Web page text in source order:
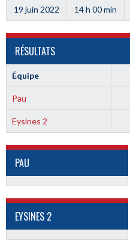
19 juin 2022 14 h 00 min
RÉSULTATS
Équipe
Pau
Eysines 2
PAU
EYSINES 2